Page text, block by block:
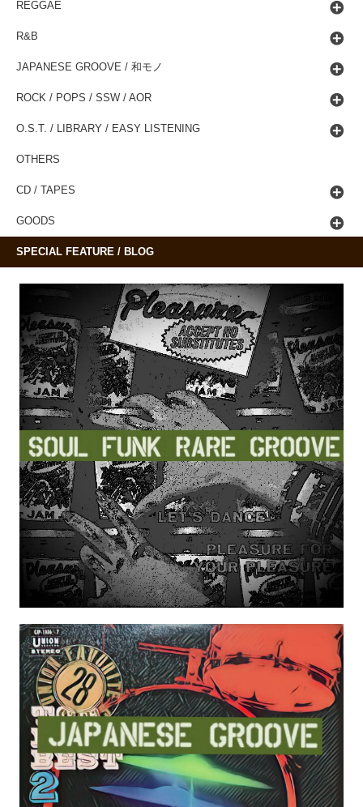
REGGAE
R&B
JAPANESE GROOVE / 和モノ
ROCK / POPS / SSW / AOR
O.S.T. / LIBRARY / EASY LISTENING
OTHERS
CD / TAPES
GOODS
SPECIAL FEATURE / BLOG